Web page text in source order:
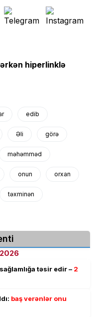
hiperlinklə
edib
Əli görə
məhəmməd
onun orxan
təxminən
təsir edir – 2
baş verənlər onu